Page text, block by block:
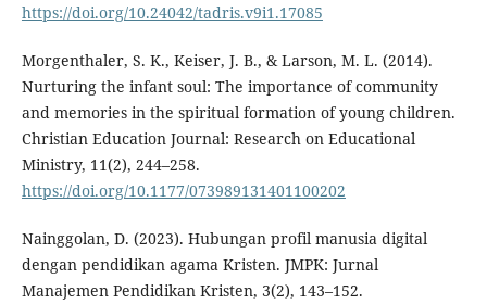
https://doi.org/10.24042/tadris.v9i1.17085
Morgenthaler, S. K., Keiser, J. B., & Larson, M. L. (2014).
Nurturing the infant soul: The importance of community
and memories in the spiritual formation of young children.
Christian Education Journal: Research on Educational
Ministry, 11(2), 244–258.
https://doi.org/10.1177/073989131401100202
Nainggolan, D. (2023). Hubungan profil manusia digital
dengan pendidikan agama Kristen. JMPK: Jurnal
Manajemen Pendidikan Kristen, 3(2), 143–152.